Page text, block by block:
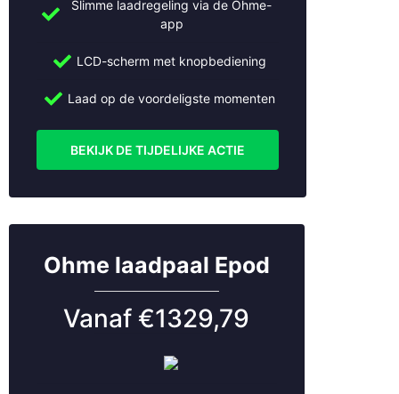
Slimme laadregeling via de Ohme-
app
LCD-scherm met knopbediening
Laad op de voordeligste momenten
BEKIJK DE TIJDELIJKE ACTIE
Ohme laadpaal Epod
Vanaf €1329,79